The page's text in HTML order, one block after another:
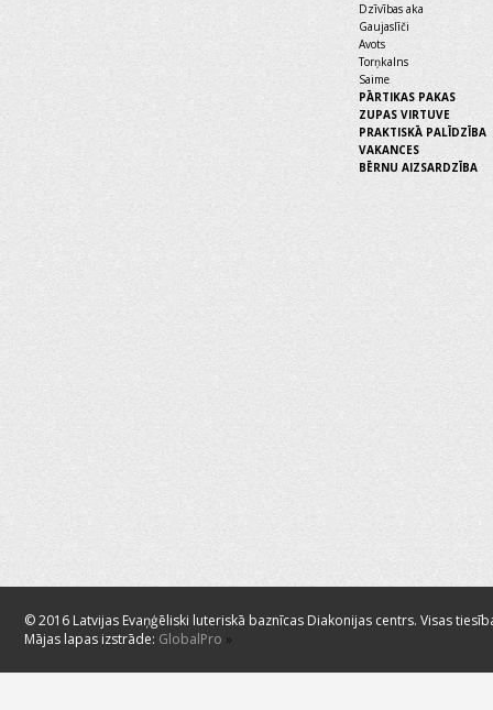
Dzīvības aka
Gaujaslīči
Avots
Torņkalns
Saime
PĀRTIKAS PAKAS
ZUPAS VIRTUVE
PRAKTISKĀ PALĪDZĪBA
VAKANCES
BĒRNU AIZSARDZĪBA
© 2016 Latvijas Evaņģēliski luteriskā baznīcas Diakonijas centrs. Visas
Mājas lapas izstrāde: GlobalPro »